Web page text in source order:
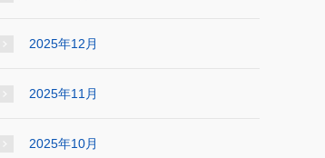
2025年12月
2025年11月
2025年10月